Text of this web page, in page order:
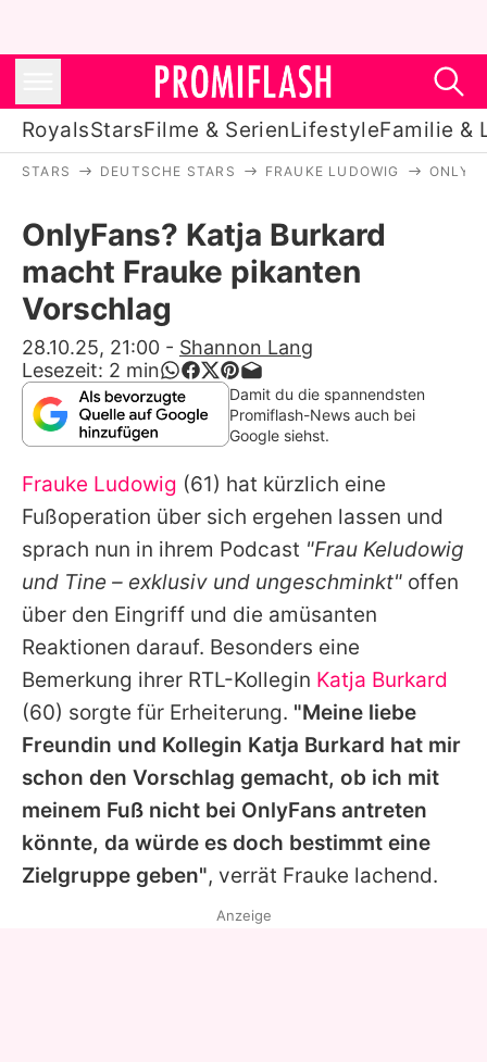
RoyalsStarsFilme & SerienLifestyleFamilie &
Stars
Filme & Serien
Lifestyle
Familie & Liebe
Promiflash Exklusiv
Alle Themen auf Promiflash
Jobs
App runterladen
Team
Redaktionelle Richtlinien
Impressum
Datenschutzerklärung
Nutzungsbedingungen
Utiq verwalten
STARS DEUTSCHE STARS FRAUKE LUDOWIG
OnlyFans? Katja Burkard
macht Frauke pikanten
Vorschlag
28.10.25, 21:00 - Shannon Lang
Lesezeit: 2 min
Damit du die spannendsten
Promiflash-News auch bei
Google siehst.
Frauke Ludowig (61) hat kürzlich eine
Fußoperation über sich ergehen lassen und
sprach nun in ihrem Podcast "Frau Keludowig
und Tine – exklusiv und ungeschminkt" offen
über den Eingriff und die amüsanten
Reaktionen darauf. Besonders eine
Bemerkung ihrer RTL-Kollegin Katja Burkard
(60) sorgte für Erheiterung. "Meine liebe
Freundin und Kollegin Katja Burkard hat mir
schon den Vorschlag gemacht, ob ich mit
meinem Fuß nicht bei OnlyFans antreten
könnte, da würde es doch bestimmt eine
Zielgruppe geben", verrät Frauke lachend.
Anzeige